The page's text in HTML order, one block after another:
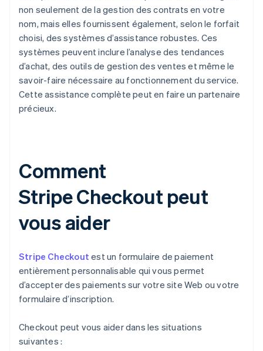
non seulement de la gestion des contrats en votre
nom, mais elles fournissent également, selon le forfait
choisi, des systèmes d’assistance robustes. Ces
systèmes peuvent inclure l’analyse des tendances
d’achat, des outils de gestion des ventes et même le
savoir-faire nécessaire au fonctionnement du service.
Cette assistance complète peut en faire un partenaire
précieux.
Comment
Stripe Checkout peut
vous aider
Stripe Checkoutest un formulaire de paiement
entièrement personnalisable qui vous permet
d’accepter des paiements sur votre site Web ou votre
formulaire d’inscription.
Checkout peut vous aider dans les situations
suivantes :